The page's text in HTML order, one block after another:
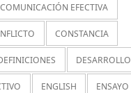
COMUNICACIÓN EFECTIVA
CONSTANCIA
DESARROLLO
ENGLISH ENSAYO